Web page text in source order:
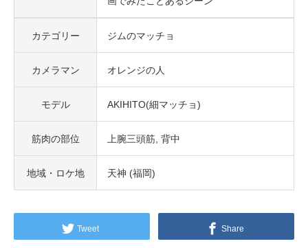
カテゴリー ジムのマッチョ
カメラマン オレンジの人
モデル AKIHITO(細マッチョ)
筋肉の部位 上腕三頭筋 背中
地域・ロケ地 天神 (福岡)
Tweet Share